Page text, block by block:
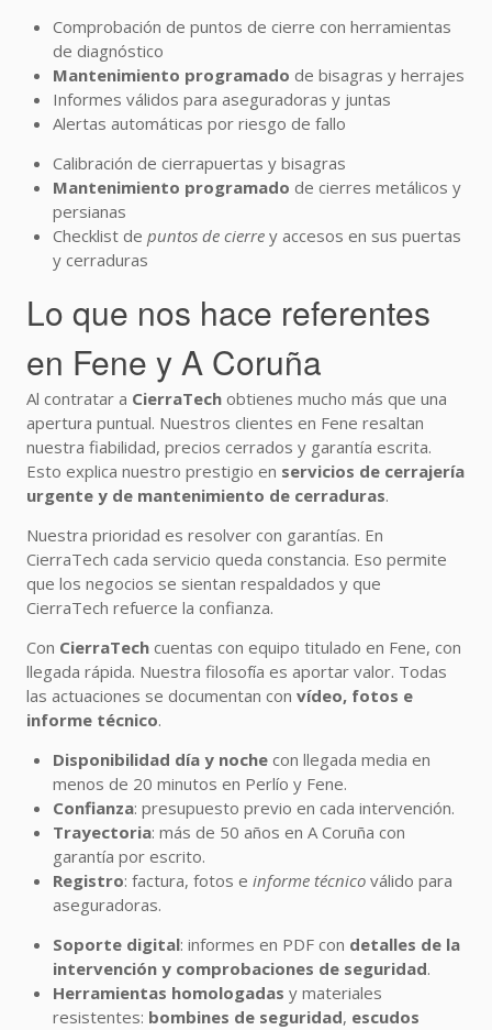
Comprobación de puntos de cierre con herramientas
de diagnóstico
Mantenimiento programado de bisagras y herrajes
Informes válidos para aseguradoras y juntas
Alertas automáticas por riesgo de fallo
Calibración de cierrapuertas y bisagras
Mantenimiento programado de cierres metálicos y
persianas
Checklist de puntos de cierre y accesos en sus puertas
y cerraduras
Lo que nos hace referentes
en Fene y A Coruña
Al contratar a CierraTech obtienes mucho más que una
apertura puntual. Nuestros clientes en Fene resaltan
nuestra fiabilidad, precios cerrados y garantía escrita.
Esto explica nuestro prestigio en servicios de cerrajería
urgente y de mantenimiento de cerraduras.
Nuestra prioridad es resolver con garantías. En
CierraTech cada servicio queda constancia. Eso permite
que los negocios se sientan respaldados y que
CierraTech refuerce la confianza.
Con CierraTech cuentas con equipo titulado en Fene, con
llegada rápida. Nuestra filosofía es aportar valor. Todas
las actuaciones se documentan con vídeo, fotos e
informe técnico.
Disponibilidad día y noche con llegada media en
menos de 20 minutos en Perlío y Fene.
Confianza: presupuesto previo en cada intervención.
Trayectoria: más de 50 años en A Coruña con
garantía por escrito.
Registro: factura, fotos e informe técnico válido para
aseguradoras.
Soporte digital: informes en PDF con detalles de la
intervención y comprobaciones de seguridad.
Herramientas homologadas y materiales
resistentes: bombines de seguridad, escudos